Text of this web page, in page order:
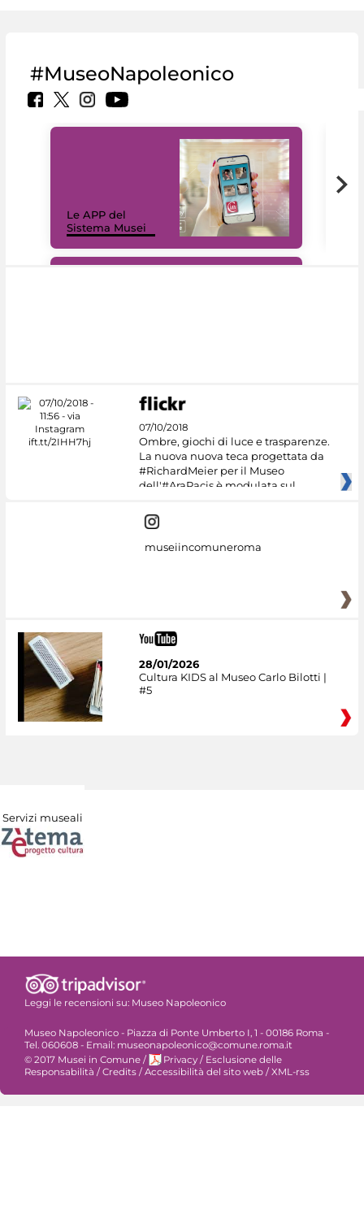
#MuseoNapoleonico
Le APP del
Sistema Musei
07/10/2018
Ombre, giochi di luce e trasparenze.
La nuova nuova teca progettata da
#RichardMeier per il Museo
dell'#AraPacis è modulata sul
museiincomuneroma
28/01/2026
Cultura KIDS al Museo Carlo Bilotti |
#5
Servizi museali
Leggi le recensioni su: Museo Napoleonico
Museo Napoleonico - Piazza di Ponte Umberto I, 1 - 00186 Roma -
Tel. 060608 - Email: museonapoleonico@comune.roma.it
© 2017 Musei in Comune / Privacy / Esclusione delle
Responsabilità /Credits /Accessibilità del sito web /XML-rss